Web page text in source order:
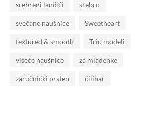
srebreni lančići srebro
svečane naušnice Sweetheart
textured & smooth Trio modeli
viseće naušnice za mladenke
zaručnićki prsten ćilibar